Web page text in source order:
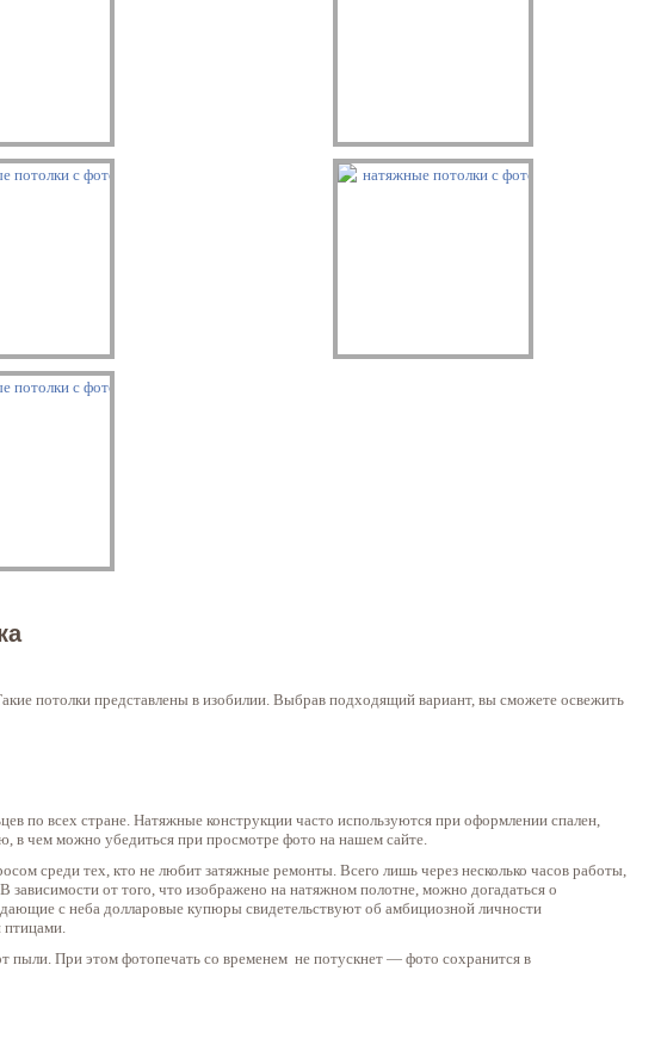
потолки представлены в изобилии. Выбрав подходящий вариант, вы сможете освежить
по всех стране. Натяжные конструкции часто используются при оформлении спален,
в чем можно убедиться при просмотре фото на нашем сайте.
среди тех, кто не любит затяжные ремонты. Всего лишь через несколько часов работы,
от того, что изображено на натяжном полотне, можно догадаться о
с неба долларовые купюры свидетельствуют об амбициозной личности
птицами.
пыли. При этом фотопечать со временем не потускнет — фото сохранится в